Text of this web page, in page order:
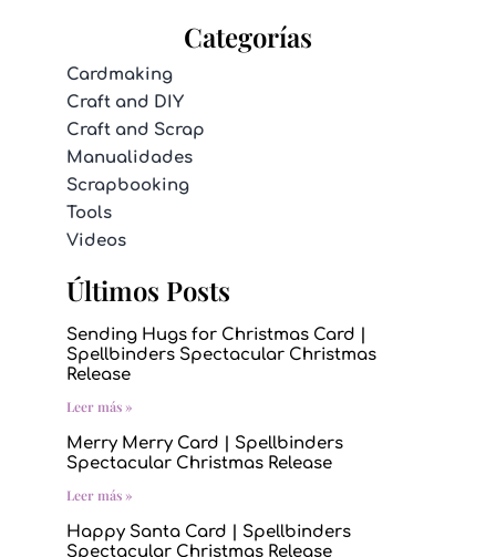
Categorías
Cardmaking
Craft and DIY
Craft and Scrap
Manualidades
Scrapbooking
Tools
Videos
Últimos Posts
Sending Hugs for Christmas Card |
Spellbinders Spectacular Christmas
Release
Leer más »
Merry Merry Card | Spellbinders
Spectacular Christmas Release
Leer más »
Happy Santa Card | Spellbinders
Spectacular Christmas Release